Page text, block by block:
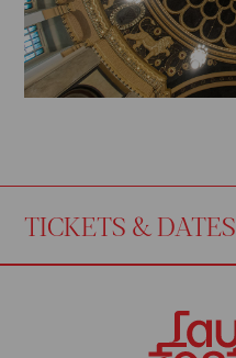
TICKETS & DATES